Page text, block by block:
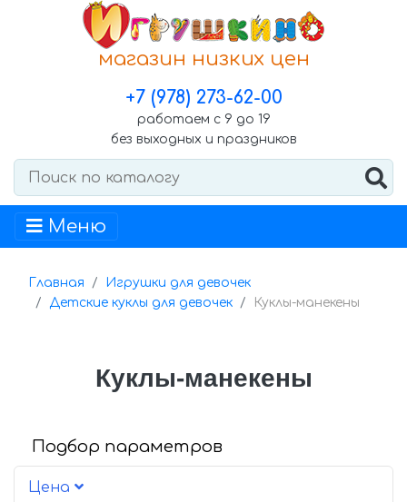
магазин низких цен
+7 (978) 273-62-00
работаем с 9 до 19
без выходных и праздников
Меню
Главная
Игрушки для девочек
Детские куклы для девочек
Куклы-манекены
Куклы-манекены
Подбор параметров
Цена